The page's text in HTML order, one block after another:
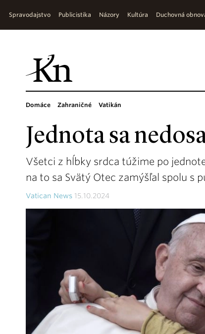
Spravodajstvo Publicistika Názory Kultúra Duchovná
Domáce Zahraničné Vatikán
Jednota sa
Všetci z hĺbky srdca túžime po
na to sa Svätý Otec zamýšľal spolu s
Vatican News 15.10.2024